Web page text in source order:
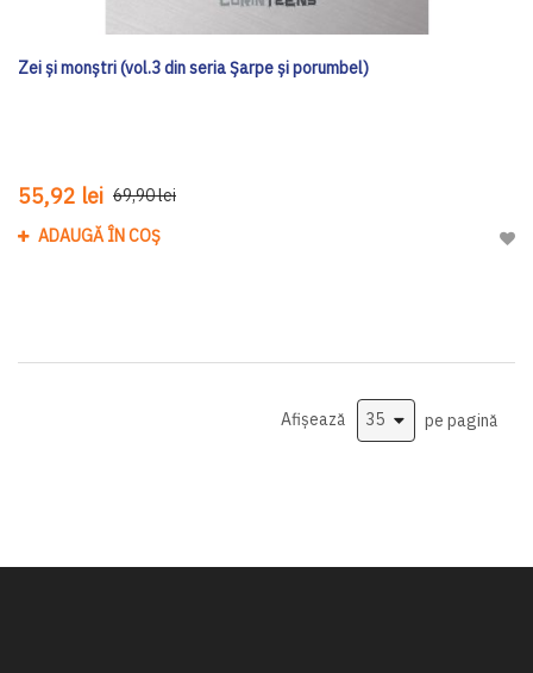
Zei și monștri (vol.3 din seria Șarpe și porumbel)
55,92 lei 69,90 lei
ADAUGĂ ÎN COȘ
Afișează pe pagină